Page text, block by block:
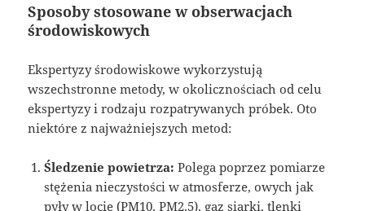
Sposoby stosowane w obserwacjach
środowiskowych
Ekspertyzy środowiskowe wykorzystują
wszechstronne metody, w okolicznościach od celu
ekspertyzy i rodzaju rozpatrywanych próbek. Oto
niektóre z najważniejszych metod:
Śledzenie powietrza: Polega poprzez pomiarze
stężenia nieczystości w atmosferze, owych jak
pyły w locie (PM10, PM2.5), gaz siarki, tlenki